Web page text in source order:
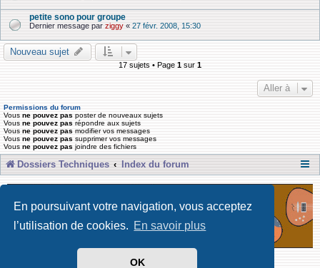
En poursuivant votre navigation, vous acceptez
l’utilisation de cookies. En savoir plus
OK
petite sono pour groupe
Dernier message par ziggy « 27 févr. 2008, 15:30
Nouveau sujet
17 sujets • Page 1 sur 1
Aller à
Permissions du forum
Vous ne pouvez pas poster de nouveaux sujets
Vous ne pouvez pas répondre aux sujets
Vous ne pouvez pas modifier vos messages
Vous ne pouvez pas supprimer vos messages
Vous ne pouvez pas joindre des fichiers
Dossiers Techniques Index du forum